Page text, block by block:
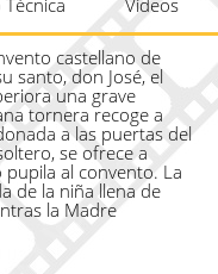
Vídeos
castellano de
santo, don José, el
una grave
tornera recoge a
a las puertas del
se ofrece a
al convento. La
de la niña llena de
la Madre